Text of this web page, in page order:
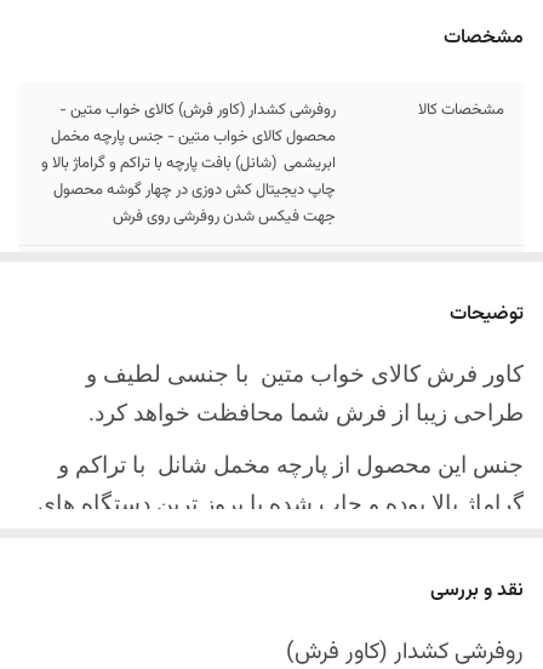
مشخصات
مشخصات کالا
روفرشی کشدار (کاور فرش) کالای خواب متین -
محصول کالای خواب متین - جنس پارچه مخمل
ابریشمی (شانل) بافت پارچه با تراکم و گراماژ بالا و
چاپ دیجیتال کش دوزی در چهار گوشه محصول
جهت فیکس شدن روفرشی روی فرش
ارسال کالا
آینده
توضیحات
کاور فرش کالای خواب متین با جنسی لطیف و
طراحی زیبا از فرش شما محافظت خواهد کرد.
جنس این محصول از پارچه مخمل شانل با تراکم و
گراماژ بالا بوده و چاپ شده با بروز ترین دستگاه های
چهار گوشه این محصول با کش باکیفیت دوخته‌شده
نقد و بررسی
روفرشی کشدار (کاور فرش)